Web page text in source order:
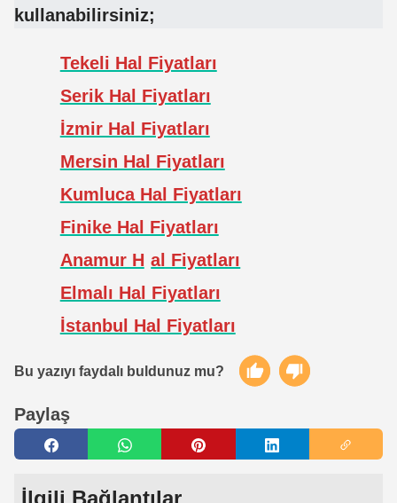
kullanabilirsiniz;
Tekeli Hal Fiyatları
Serik Hal Fiyatları
İzmir Hal Fiyatları
Mersin Hal Fiyatları
Kumluca Hal Fiyatları
Finike Hal Fiyatları
Anamur H al Fiyatları
Elmalı Hal Fiyatları
İstanbul Hal Fiyatları
Bu yazıyı faydalı buldunuz mu?
Paylaş